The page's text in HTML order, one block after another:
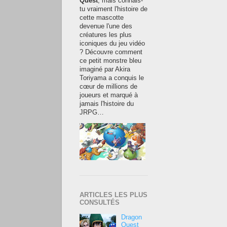
tu vraiment l'histoire de
cette mascotte
devenue l'une des
créatures les plus
iconiques du jeu vidéo
? Découvre comment
ce petit monstre bleu
imaginé par Akira
Toriyama a conquis le
cœur de millions de
joueurs et marqué à
jamais l'histoire du
JRPG…
ARTICLES LES PLUS
CONSULTÉS
Dragon
Quest